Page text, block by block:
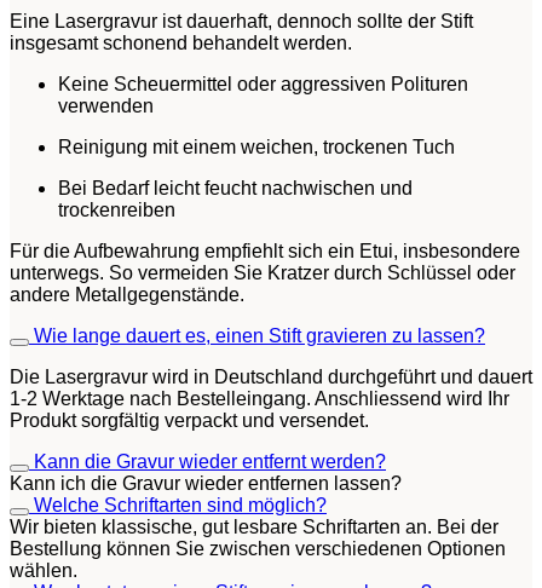
Eine Lasergravur ist dauerhaft, dennoch sollte der Stift
insgesamt schonend behandelt werden.
Keine Scheuermittel oder aggressiven Polituren
verwenden
Reinigung mit einem weichen, trockenen Tuch
Bei Bedarf leicht feucht nachwischen und
trockenreiben
Für die Aufbewahrung empfiehlt sich ein Etui, insbesondere
unterwegs. So vermeiden Sie Kratzer durch Schlüssel oder
andere Metallgegenstände.
Wie lange dauert es, einen Stift gravieren zu lassen?
Die Lasergravur wird in Deutschland durchgeführt und dauert
1-2 Werktage nach Bestelleingang. Anschliessend wird Ihr
Produkt sorgfältig verpackt und versendet.
Kann die Gravur wieder entfernt werden?
Kann ich die Gravur wieder entfernen lassen?
Welche Schriftarten sind möglich?
Wir bieten klassische, gut lesbare Schriftarten an. Bei der
Bestellung können Sie zwischen verschiedenen Optionen
wählen.